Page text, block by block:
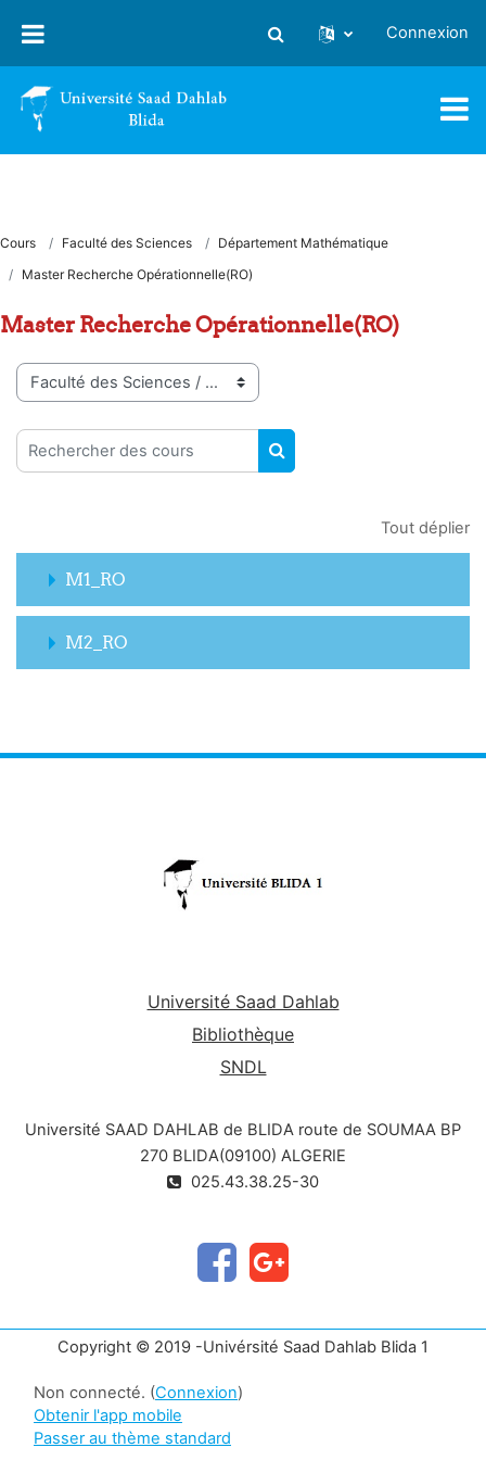
Activer/désactiver la saisie
Connexion
Cours Faculté des Sciences
Département Mathématique
Master Recherche Opérationnelle(RO)
Master Recherche Opérationnelle(RO)
Catégories de cours
Rechercher des cours
RECHERCHER DES
Tout déplier
M1_RO
M2_RO
Université Saad Dahlab
Bibliothèque
SNDL
Université SAAD DAHLAB de BLIDA route de SOUMAA BP
270 BLIDA(09100) ALGERIE
025.43.38.25-30
Copyright © 2019 -Univérsité Saad Dahlab Blida 1
Non connecté. (Connexion)
Obtenir l'app mobile
Passer au thème standard